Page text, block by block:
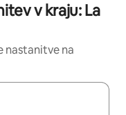
v kraju: La
nastanitve na
tipkama gor in